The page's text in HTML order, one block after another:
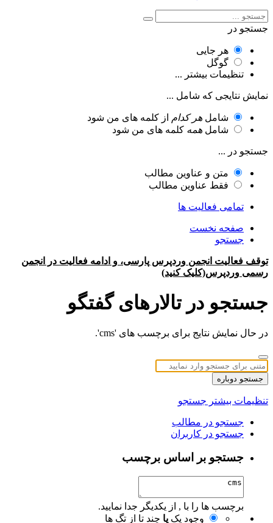
جستجو در
هر جایی
گوگل
تنظیمات بیشتر ...
نمایش نتایجی که شامل ...
شامل هر کدام از کلمه های من شود
شامل همه کلمه های من شود
جستجو در ...
متن و عناوین مطالب
فقط عناوین مطالب
تمامی فعالیت ها
صفحه نخست
جستجو
توقف فعالیت انجمن وردپرس پارسی، و ادامه فعالیت در انجمن
رسمی وردپرس(کلیک کنید)
جستجو در تالارهای گفتگو
در حال نمایش نتایج برای برچسب های 'cms'.
جستجو دوباره
تنظیمات بیشتر جستجو
جستجو در مطالب
جستجو در کاربران
جستجو بر اساس برچسب
برچسب ها را با , از یکدیگر جدا نمایید.
وجود یک یا چند تا از تگ ها